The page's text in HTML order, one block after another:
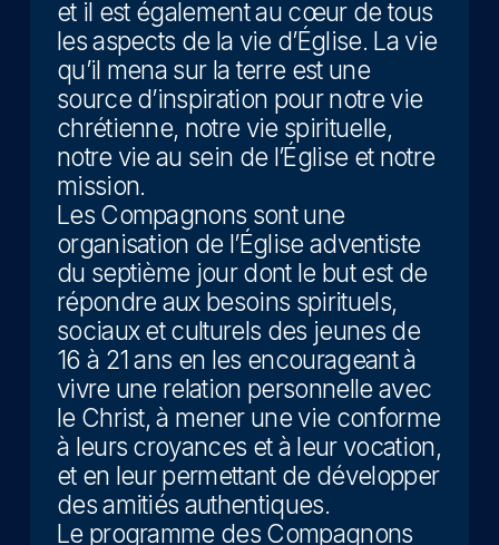
et il est également au cœur de tous
les aspects de la vie d’Église. La vie
qu’il mena sur la terre est une
source d’inspiration pour notre vie
chrétienne, notre vie spirituelle,
notre vie au sein de l’Église et notre
mission.
Les Compagnons sont une
organisation de l’Église adventiste
du septième jour dont le but est de
répondre aux besoins spirituels,
sociaux et culturels des jeunes de
16 à 21 ans en les encourageant à
vivre une relation personnelle avec
le Christ, à mener une vie conforme
à leurs croyances et à leur vocation,
et en leur permettant de développer
des amitiés authentiques.
Le programme des Compagnons